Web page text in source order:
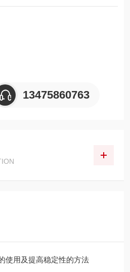
的负载能力
压
13475860763
使用及提高稳定性的方法